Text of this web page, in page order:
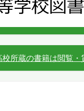
所蔵の書籍は閲覧・